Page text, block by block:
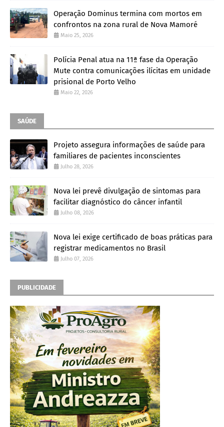
Operação Dominus termina com mortos em
confrontos na zona rural de Nova Mamoré
Maio 25, 2026
Polícia Penal atua na 11ª fase da Operação
Mute contra comunicações ilícitas em unidade
prisional de Porto Velho
Maio 22, 2026
SAÚDE
Projeto assegura informações de saúde para
familiares de pacientes inconscientes
Julho 28, 2026
Nova lei prevê divulgação de sintomas para
facilitar diagnóstico do câncer infantil
Julho 08, 2026
Nova lei exige certificado de boas práticas para
registrar medicamentos no Brasil
Julho 07, 2026
PUBLICIDADE